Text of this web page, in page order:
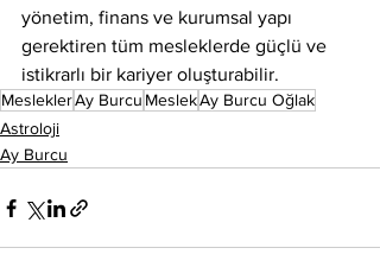
yönetim, finans ve kurumsal yapı
gerektiren tüm mesleklerde güçlü ve
istikrarlı bir kariyer oluşturabilir.
MesleklerAy Burcu MeslekAy Burcu Oğlak
Astroloji
Ay Burcu